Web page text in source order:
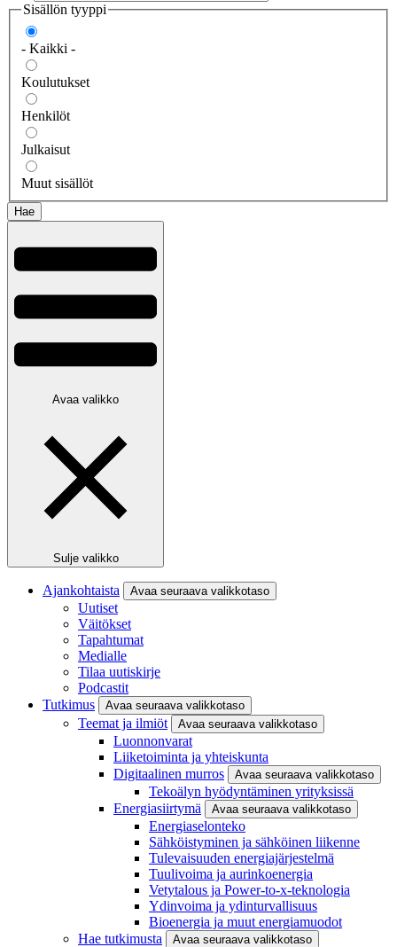
Sisällön tyyppi
- Kaikki -
Koulutukset
Henkilöt
Julkaisut
Muut sisällöt
Avaa valikko
Sulje valikko
Ajankohtaista Avaa seuraava valikkotaso
Uutiset
Väitökset
Tapahtumat
Medialle
Tilaa uutiskirje
Podcastit
Tutkimus
Avaa seuraava valikkotaso
Teemat ja ilmiöt Avaa seuraava valikkotaso
Luonnonvarat
Liiketoiminta ja yhteiskunta
Digitaalinen murros
Avaa seuraava valikkotaso
Tekoälyn hyödyntäminen yrityksissä
Energiasiirtymä
Avaa seuraava valikkotaso
Energiaselonteko
Sähköistyminen ja sähköinen liikenne
Tulevaisuuden energiajärjestelmä
Tuulivoima ja aurinkoenergia
Vetytalous ja Power-to-x-teknologia
Ydinvoima ja ydinturvallisuus
Bioenergia ja muut energiamuodot
Hae tutkimusta
Avaa seuraava valikkotaso